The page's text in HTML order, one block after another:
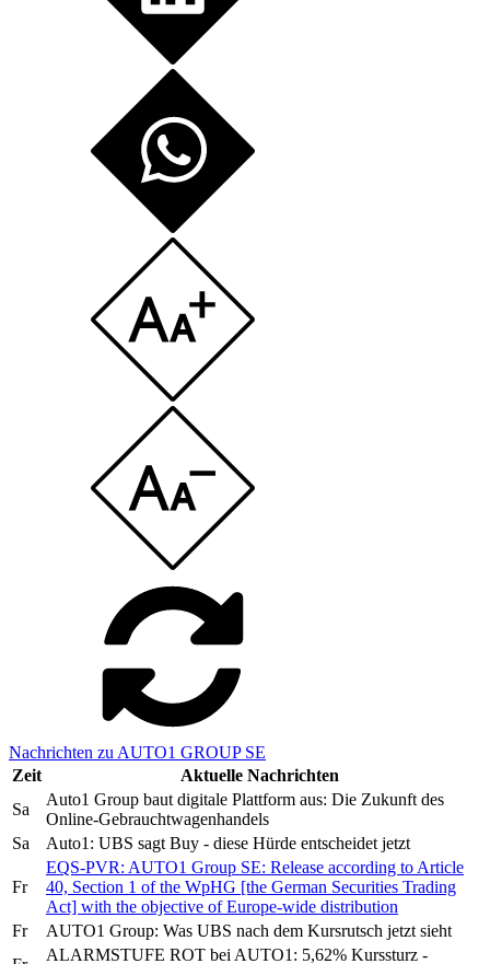
Nachrichten zu AUTO1 GROUP SE
Zeit
Aktuelle Nachrichten
Sa
Auto1 Group baut digitale Plattform aus: Die Zukunft des
Online-Gebrauchtwagenhandels
Sa
Auto1: UBS sagt Buy - diese Hürde entscheidet jetzt
Fr
EQS-PVR: AUTO1 Group SE: Release according to Article
40, Section 1 of the WpHG [the German Securities Trading
Act] with the objective of Europe-wide distribution
Fr
AUTO1 Group: Was UBS nach dem Kursrutsch jetzt sieht
ALARMSTUFE ROT bei AUTO1: 5,62% Kurssturz -